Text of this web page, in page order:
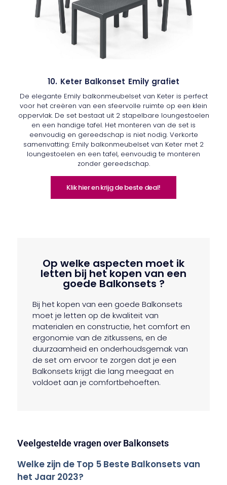
10. Keter Balkonset Emily grafiet
De elegante Emily balkonmeubelset van Keter is perfect
voor het creëren van een sfeervolle ruimte op een klein
oppervlak. De set bestaat uit 2 stapelbare loungestoelen
en een handige tafel. Het monteren van de set is
eenvoudig en gereedschap is niet nodig. Verkorte
samenvatting: Emily balkonmeubelset van Keter met 2
loungestoelen en een tafel, eenvoudig te monteren
zonder gereedschap.
Klik hier en krijg de beste deal!
Op welke aspecten moet ik
letten bij het kopen van een
goede Balkonsets ?
Bij het kopen van een goede Balkonsets
moet je letten op de kwaliteit van
materialen en constructie, het comfort en
ergonomie van de zitkussens, en de
duurzaamheid en onderhoudsgemak van
de set om ervoor te zorgen dat je een
Balkonsets krijgt die lang meegaat en
voldoet aan je comfortbehoeften.
Veelgestelde vragen over Balkonsets
Welke zijn de Top 5 Beste Balkonsets van
het Jaar 2023?